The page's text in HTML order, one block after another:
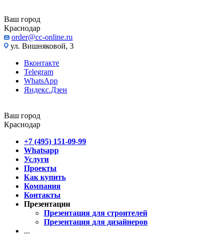
Ваш город
Краснодар
order@cc-online.ru
ул. Вишняковой, 3
Вконтакте
Telegram
WhatsApp
Яндекс.Дзен
Ваш город
Краснодар
+7 (495) 151-09-99
Whatsapp
Услуги
Проекты
Как купить
Компания
Контакты
Презентации
Презентация для строителей
Презентация для дизайнеров
...